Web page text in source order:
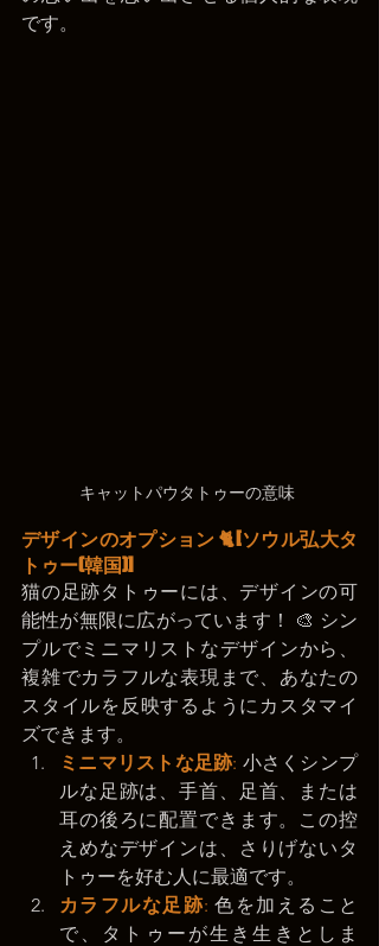
です。
キャットパウタトゥーの意味
デザインのオプション 🐈[ソウル弘大タ
トゥー(韓国)]
猫の足跡タトゥーには、デザインの可
能性が無限に広がっています！ 🎨 シン
プルでミニマリストなデザインから、
複雑でカラフルな表現まで、あなたの
スタイルを反映するようにカスタマイ
ズできます。
ミニマリストな足跡: 小さくシンプ
ルな足跡は、手首、足首、または
耳の後ろに配置できます。この控
えめなデザインは、さりげないタ
トゥーを好む人に最適です。
カラフルな足跡: 色を加えること
で、タトゥーが生き生きとしま